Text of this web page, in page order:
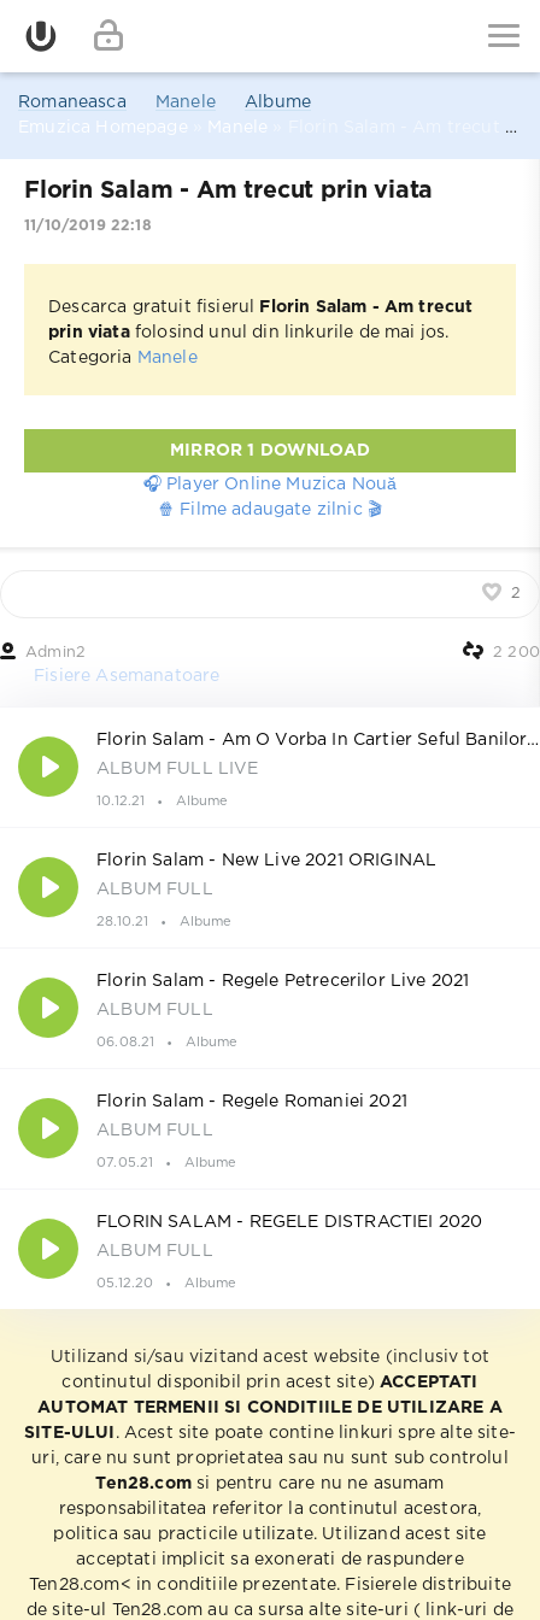
Romaneasca Manele
Albume
Emuzica Homepage
Manele
Florin Salam - Am trecut prin viata
11/10/2019 22:18
Descarca gratuit fisierul
Florin Salam - Am trecut
prin viatafolosind unul din linkurile de mai jos.
Categoria
Manele
MIRROR 1 DOWNLOAD
🎧 Player Online Muzica Nouă
🍿 Filme adaugate zilnic 🎬
2
Admin2 2 200
Fisiere Asemanatoare
Florin Salam - Am O Vorba In Cartier Seful Banilor 2021
ALBUM FULL LIVE
10.12.21 Albume
Florin Salam - New Live 2021 ORIGINAL
ALBUM FULL
28.10.21 Albume
Florin Salam - Regele Petrecerilor Live 2021
ALBUM FULL
06.08.21 Albume
Florin Salam - Regele Romaniei 2021
ALBUM FULL
07.05.21 Albume
FLORIN SALAM - REGELE DISTRACTIEI 2020
ALBUM FULL
05.12.20 Albume
Utilizand si/sau vizitand acest website (inclusiv tot
continutul disponibil prin acest site) ACCEPTATI
AUTOMAT TERMENII SI CONDITIILE DE UTILIZARE A
SITE-ULUI
. Acest site poate contine linkuri spre alte site-
uri, care nu sunt proprietatea sau nu sunt sub controlul
Ten28.comsi pentru care nu ne asumam
responsabilitatea referitor la continutul acestora,
politica sau practicile utilizate. Utilizand acest site
acceptati implicit sa exonerati de raspundere
Ten28.com< in conditiile prezentate. Fisierele distribuite
de site-ul Ten28.com au ca sursa alte site-uri ( link-uri de